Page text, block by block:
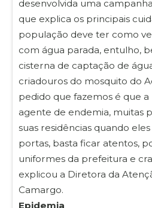
desenvolvida uma
que explica os principais
população deve ter como
com água parada, entulho,
cisterna de captação de
criadouros do mosquito do
pedido que fazemos é que
agente de endemia, muitas
suas residências quando
portas, basta ficar atentos,
uniformes da prefeitura e
explicou a Diretora da
Camargo.
Epidemia